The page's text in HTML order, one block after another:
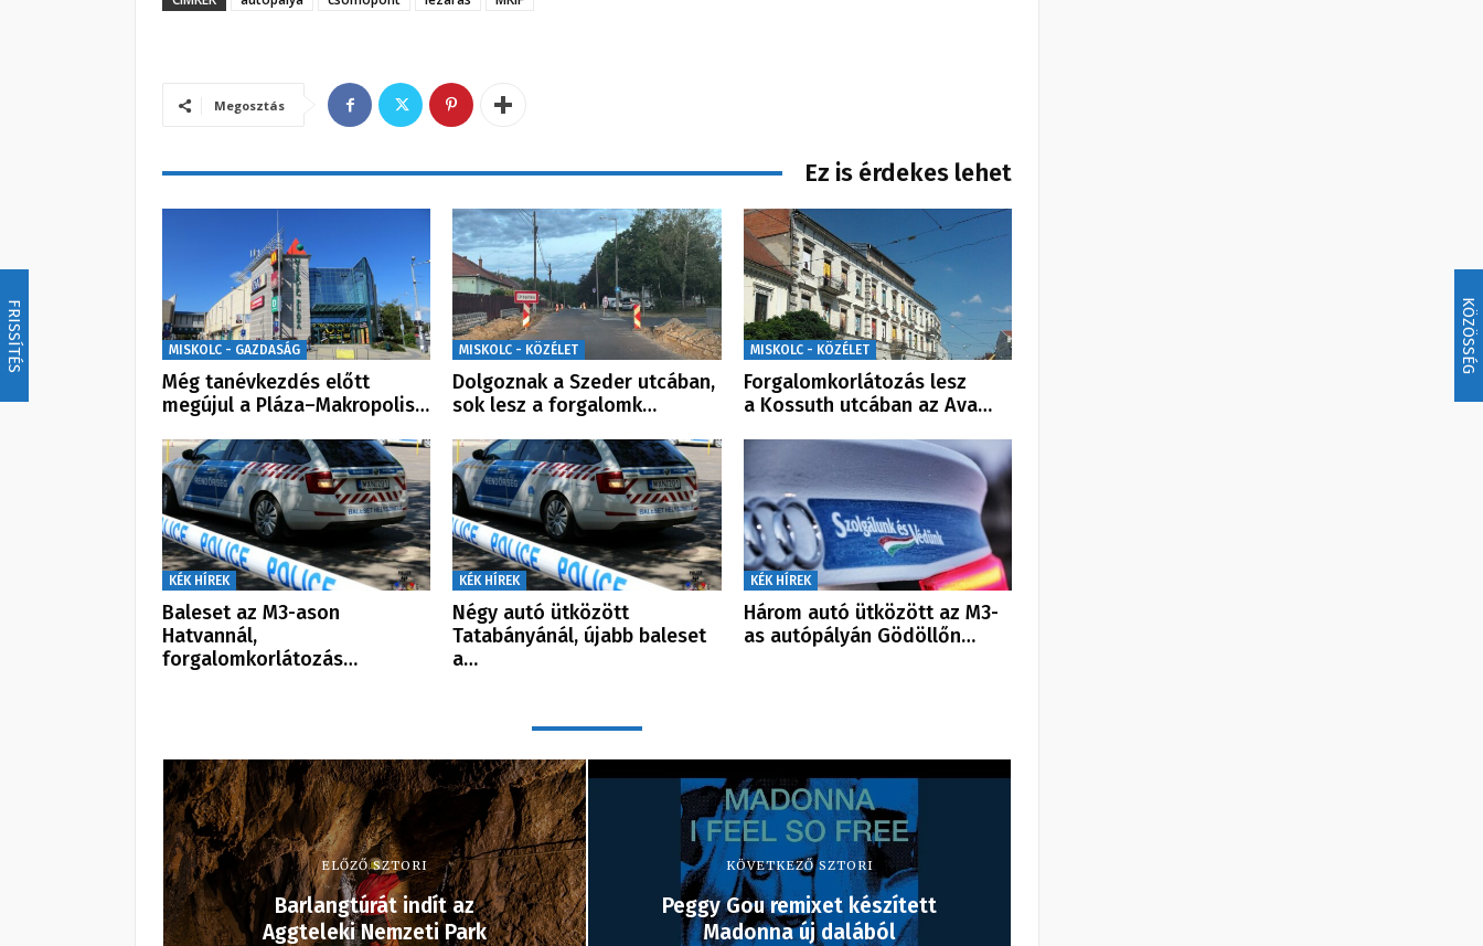
FRISSÍTÉS KÖZÖSSÉG
Megosztás
Ez is érdekes lehet
MISKOLC - GAZDASÁG
Még tanévkezdés előtt
megújul a Pláza–Makropolis…
MISKOLC - KÖZÉLET
Dolgoznak a Szeder utcában,
sok lesz a forgalomk…
MISKOLC - KÖZÉLET
Forgalomkorlátozás lesz
a Kossuth utcában az Ava…
KÉK HÍREK
Baleset az M3-ason
Hatvannál,
forgalomkorlátozás…
KÉK HÍREK
Négy autó ütközött
Tatabányánál, újabb baleset
a…
KÉK HÍREK
Három autó ütközött az M3-
as autópályán Gödöllőn…
ELŐZŐ SZTORI
Barlangtúrát indít az
Aggteleki Nemzeti Park
KÖVETKEZŐ SZTORI
Peggy Gou remixet készített
Madonna új dalából